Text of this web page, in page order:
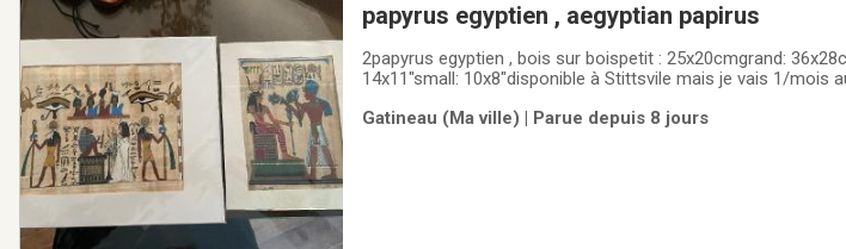
papyrus egyptien , aegyptian papirus
2papyrus egyptien , bois sur boispetit : 25x20cmgrand:
14x11"small: 10x8"disponible à Stittsvile mais je vais 1/mois
Gatineau (Ma ville) | Parue depuis 8 jours